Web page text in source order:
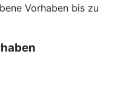
Vorhaben bis zu